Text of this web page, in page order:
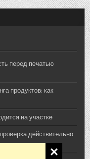
перед печатью
продуктов: как
на участке
действительно